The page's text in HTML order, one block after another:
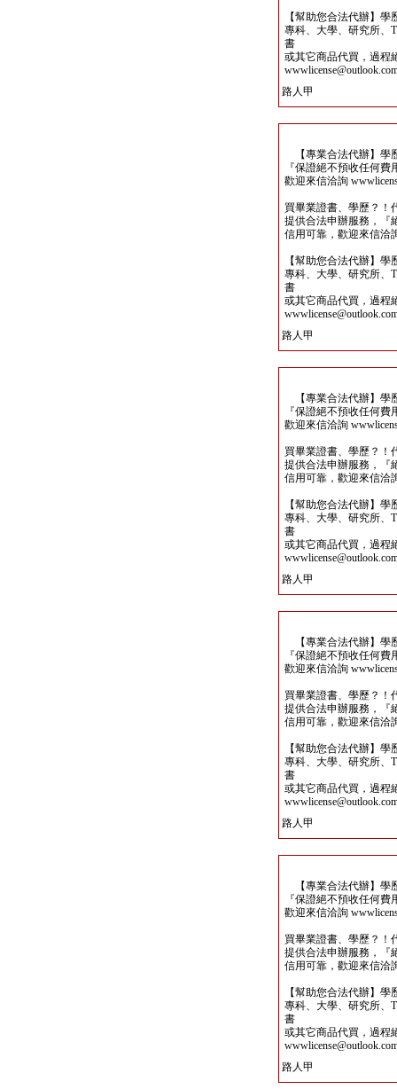
【幫助您合法代辦】
專科、大學、研究所、
書
或其它商品代買，過程
路人甲
【專業合法代辦】學
『保證絕不預收任何
歡迎來信洽詢
買畢業證書、學歷？！
提供合法申辦服務，『
信用可靠，歡迎來信洽
【幫助您合法代辦】
專科、大學、研究所、
書
或其它商品代買，過程
路人甲
【專業合法代辦】學
『保證絕不預收任何
歡迎來信洽詢
買畢業證書、學歷？！
提供合法申辦服務，『
信用可靠，歡迎來信洽
【幫助您合法代辦】
專科、大學、研究所、
書
或其它商品代買，過程
路人甲
【專業合法代辦】學
『保證絕不預收任何
歡迎來信洽詢
買畢業證書、學歷？！
提供合法申辦服務，『
信用可靠，歡迎來信洽
【幫助您合法代辦】
專科、大學、研究所、
書
或其它商品代買，過程
路人甲
【專業合法代辦】學
『保證絕不預收任何
歡迎來信洽詢
買畢業證書、學歷？！
提供合法申辦服務，『
信用可靠，歡迎來信洽
【幫助您合法代辦】
專科、大學、研究所、
書
或其它商品代買，過程
路人甲